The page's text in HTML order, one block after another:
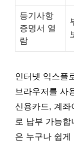
등기사항
증명서 열
람
인터넷 익스플
브라우저를 사
신용카드, 계
로 납부 가능
은 누구나 쉽